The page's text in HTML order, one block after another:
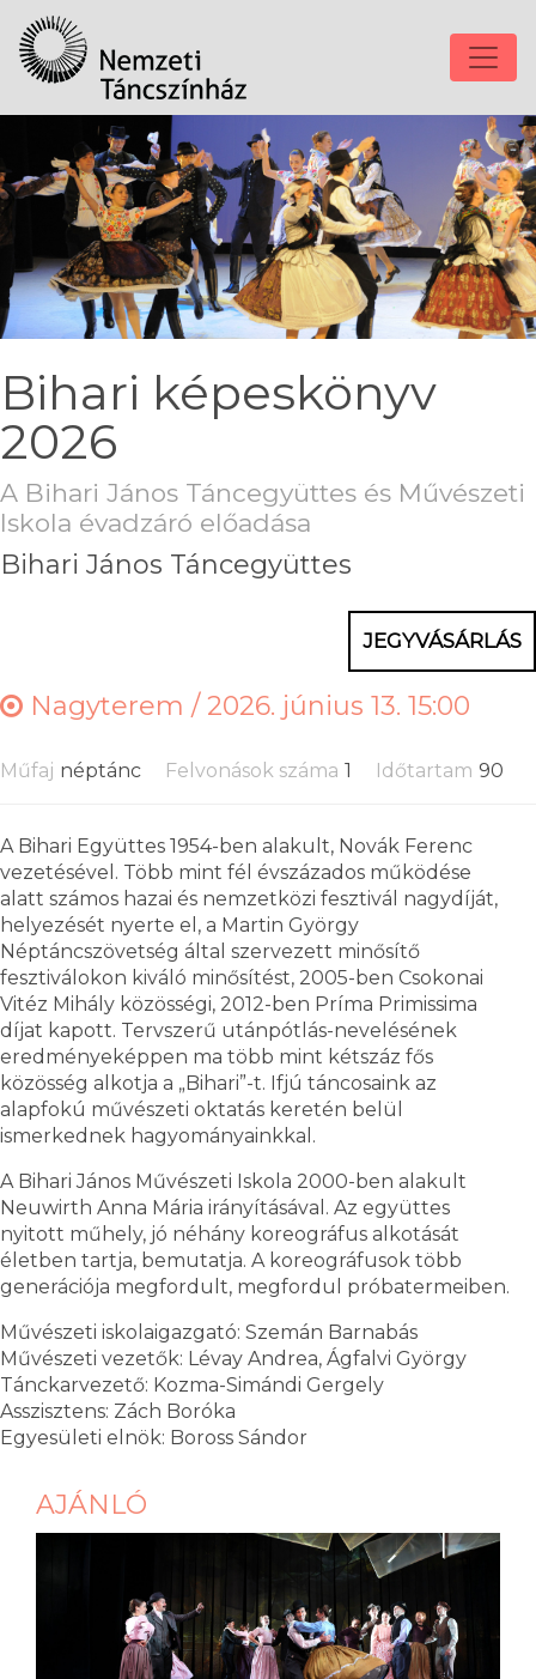
Bihari képeskönyv
2026
A Bihari János Táncegyüttes és Művészeti
Iskola évadzáró előadása
Bihari János Táncegyüttes
JEGYVÁSÁRLÁS
Nagyterem /2026. június 13. 15:00
Műfaj néptánc Felvonások száma 1 Időtartam 90
A Bihari Együttes 1954-ben alakult, Novák Ferenc
vezetésével. Több mint fél évszázados működése
alatt számos hazai és nemzetközi fesztivál nagydíját,
helyezését nyerte el, a Martin György
Néptáncszövetség által szervezett minősítő
fesztiválokon kiváló minősítést, 2005-ben Csokonai
Vitéz Mihály közösségi, 2012-ben Príma Primissima
díjat kapott. Tervszerű utánpótlás-nevelésének
eredményeképpen ma több mint kétszáz fős
közösség alkotja a „Bihari”-t. Ifjú táncosaink az
alapfokú művészeti oktatás keretén belül
ismerkednek hagyományainkkal.
A Bihari János Művészeti Iskola 2000-ben alakult
Neuwirth Anna Mária irányításával. Az együttes
nyitott műhely, jó néhány koreográfus alkotását
életben tartja, bemutatja. A koreográfusok több
generációja megfordult, megfordul próbatermeiben.
Művészeti iskolaigazgató: Szemán Barnabás
Művészeti vezetők: Lévay Andrea, Ágfalvi György
Tánckarvezető: Kozma-Simándi Gergely
Asszisztens: Zách Boróka
Egyesületi elnök: Boross Sándor
AJÁNLÓ